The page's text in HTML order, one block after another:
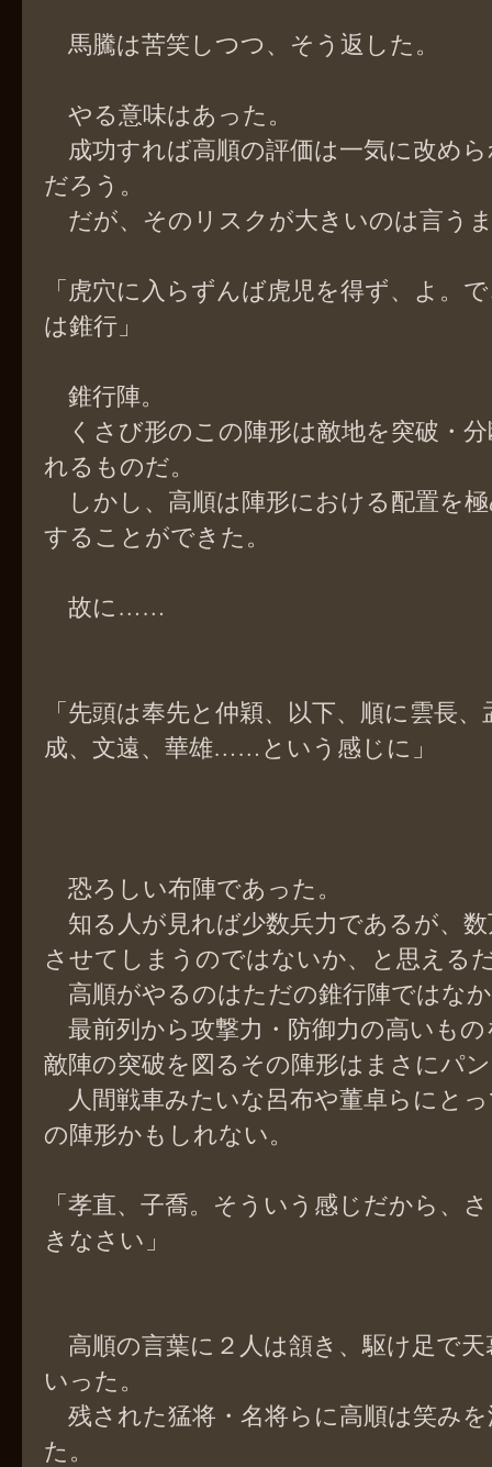
馬騰は苦笑しつつ、そう返した。
やる意味はあった。
成功すれば高順の評価は一気に改め
だろう。
だが、そのリスクが大きいのは言う
「虎穴に入らずんば虎児を得ず、よ。
は錐行」
錐行陣。
くさび形のこの陣形は敵地を突破・
れるものだ。
しかし、高順は陣形における配置を
することができた。
故に……
「先頭は奉先と仲穎、以下、順に雲長
成、文遠、華雄……という感じに」
恐ろしい布陣であった。
知る人が見れば少数兵力であるが、
させてしまうのではないか、と思える
高順がやるのはただの錐行陣ではな
最前列から攻撃力・防御力の高いも
敵陣の突破を図るその陣形はまさにパ
人間戦車みたいな呂布や董卓らにと
の陣形かもしれない。
「孝直、子喬。そういう感じだから、
きなさい」
高順の言葉に２人は頷き、駆け足で
いった。
残された猛将・名将らに高順は笑み
た。